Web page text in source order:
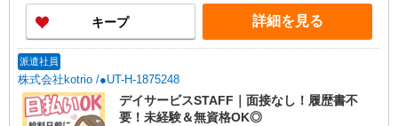
（ヘルパー1級・2級）】 時給1,420円 ◎週20時間
以上勤務（社保加入者）の場合は時給1,440円 ＊
早朝夜間（〜8:00、18:00〜）：時給1,775円〜 ＊
が同時給 ◎キャンセル手当：職務時給の60％支給
キープ 詳細を見る
派遣社員
株式会社kotrio /●UT-H-1875248
デイサービスSTAFF｜面接なし！履歴書不
要！未経験＆無資格OK◎